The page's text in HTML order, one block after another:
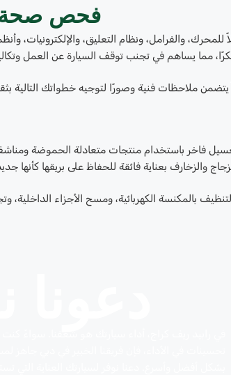
فحص صحة
والفرامل، ونظام التعليق، والإلكترونيات،
مما يساهم في تجنب توقف السيارة عن العمل
يتضمن ملاحظات فنية وصورًا لتوجيه خطواتك التالية
فاخر باستخدام منتجات متعادلة الحموضة ومناشف
والزخارف بعناية فائقة للحفاظ على بريقها كأنها
بالمكنسة الكهربائية، ومسح الأجزاء الداخلية،